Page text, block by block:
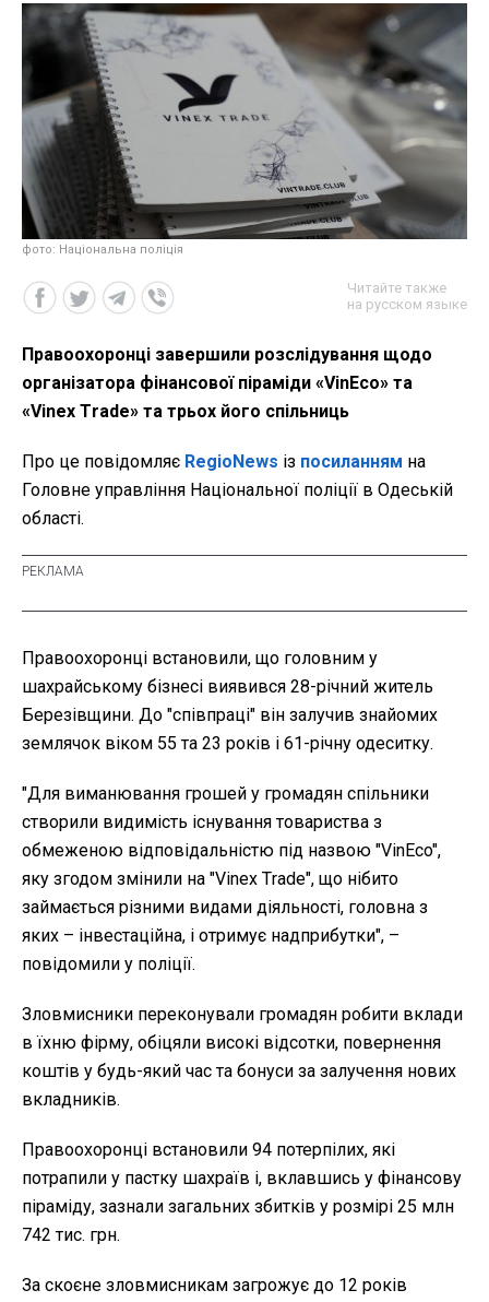
фото: Національна поліція
Читайте также
на русском языке
Правоохоронці завершили розслідування щодо
організатора фінансової піраміди «VinEco» та
«Vinex Тrade» та трьох його спільниць
Про це повідомляє RegioNews із посиланням на
Головне управління Національної поліції в Одеській
області.
Правоохоронці встановили, що головним у
шахрайському бізнесі виявився 28-річний житель
Березівщини. До "співпраці" він залучив знайомих
землячок віком 55 та 23 років і 61-річну одеситку.
"Для виманювання грошей у громадян спільники
створили видимість існування товариства з
обмеженою відповідальністю під назвою "VinEco",
яку згодом змінили на "Vinex Тrade", що нібито
займається різними видами діяльності, головна з
яких – інвестаційна, і отримує надприбутки", –
повідомили у поліції.
Зловмисники переконували громадян робити вклади
в їхню фірму, обіцяли високі відсотки, повернення
коштів у будь-який час та бонуси за залучення нових
вкладників.
Правоохоронці встановили 94 потерпілих, які
потрапили у пастку шахраїв і, вклавшись у фінансову
піраміду, зазнали загальних збитків у розмірі 25 млн
742 тис. грн.
За скоєне зловмисникам загрожує до 12 років